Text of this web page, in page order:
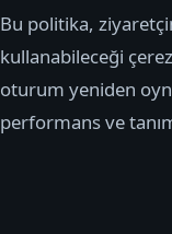
Bu politika,
kullanabileceği
oturum yeniden
performans ve